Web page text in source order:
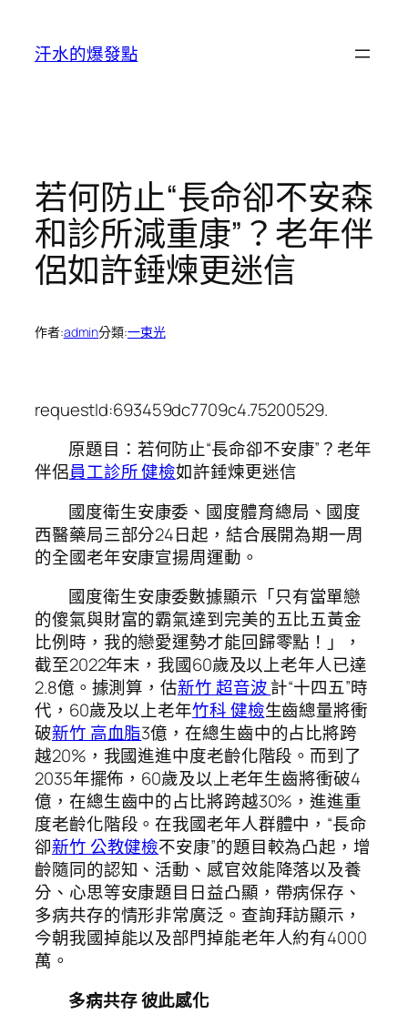
汗水的爆發點
若何防止“長命卻不安森
和診所減重康”？老年伴
侶如許錘煉更迷信
作者:admin分類:一束光
requestId:693459dc7709c4.75200529.
原題目：若何防止“長命卻不安康”？老年
伴侶員工診所 健檢如許錘煉更迷信
國度衛生安康委、國度體育總局、國度
西醫藥局三部分24日起，結合展開為期一周
的全國老年安康宣揚周運動。
國度衛生安康委數據顯示「只有當單戀
的傻氣與財富的霸氣達到完美的五比五黃金
比例時，我的戀愛運勢才能回歸零點！」，
截至2022年末，我國60歲及以上老年人已達
2.8億。據測算，估新竹 超音波計“十四五”時
代，60歲及以上老年竹科 健檢生齒總量將衝
破新竹 高血脂3億，在總生齒中的占比將跨
越20%，我國進進中度老齡化階段。而到了
2035年擺佈，60歲及以上老年生齒將衝破4
億，在總生齒中的占比將跨越30%，進進重
度老齡化階段。在我國老年人群體中，“長命
卻新竹 公教健檢不安康”的題目較為凸起，增
齡隨同的認知、活動、感官效能降落以及養
分、心思等安康題目日益凸顯，帶病保存、
多病共存的情形非常廣泛。查詢拜訪顯示，
今朝我國掉能以及部門掉能老年人約有4000
萬。
多病共存 彼此感化